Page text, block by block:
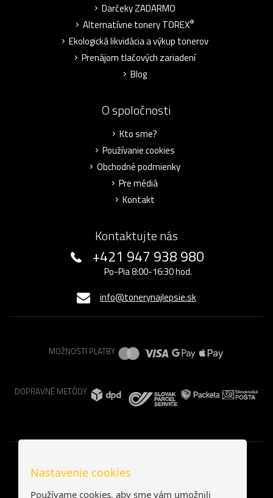
Darčeky ZADARMO
Alternatívne tonery TOREX®
Ekologická likvidácia a výkup tonerov
Prenájom tlačových zariadení
Blog
O spoločnosti
Kto sme?
Používanie cookies
Obchodné podmienky
Pre médiá
Kontakt
Kontaktujte nás
+421 947 938 980
Po-Pia 8:00-16:30 hod.
info@tonerynajlepsie.sk
MOŽNOSTI PLATBY
DOPRAVNÉ METÓDY
Nastavenie cookies
Používame cookies, aby sme vám umožnili